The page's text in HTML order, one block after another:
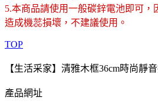
5.本商品請使用一般碳鋅電池即可，
造成機蕊損壞，不建議使用。
TOP
【生活采家】清雅木框36cm時尚靜
產品網址